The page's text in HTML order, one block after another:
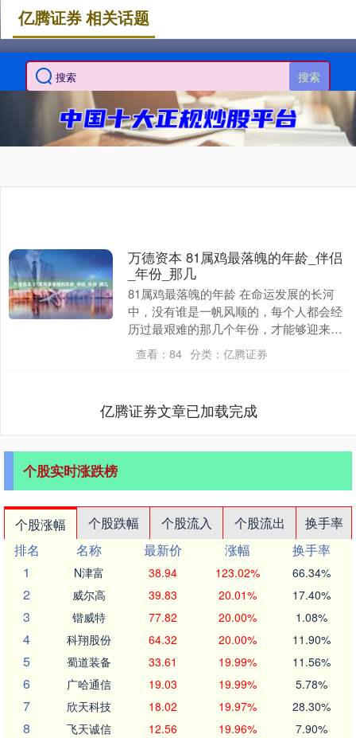
搜索
亿腾证券 相关话题
万德资本 81属鸡最落魄的年龄_伴侣
_年份_那几
81属鸡最落魄的年龄 在命运发展的长河
中，没有谁是一帆风顺的，每个人都会经
历过最艰难的那几个年份，才能够迎来更
加顺畅的运势走向。那么，81属鸡最落魄
的年龄是什么....
查看： 84 分类： 亿腾证券
亿腾证券文章已加载完成
个股实时涨跌榜
个股涨幅 个股跌幅 个股流入 个股流出
换手率
排名
名称 最新价 涨幅
换手率
1
N津富 38.94 123.02% 66.34%
2 威尔高 39.83 20.01% 17.40%
3 锴威特 77.82 20.00% 1.08%
4 科翔股份 64.32 20.00% 11.90%
5 蜀道装备 33.61 19.99% 11.56%
6 广哈通信 19.03 19.99% 5.78%
7 欣天科技 18.02 19.97% 28.30%
8 飞天诚信 12.56 19.96% 7.90%